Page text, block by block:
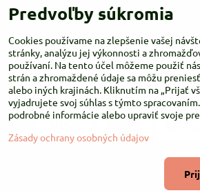
Administratívna budova PD Melčice
Otváracie hodiny:PO-ŠT 8:00 - 16:00
PIA-NE Zatvorené
Copyright
Zásady ochrany
Predvoľby súkromia
Cookies používame na zlepšenie vašej
stránky, analýzu jej výkonnosti a
používaní. Na tento účel môžeme použiť
strán a zhromaždené údaje sa môžu
alebo iných krajinách. Kliknutím na „Prijať
vyjadrujete svoj súhlas s týmto
podrobné informácie alebo upraviť svoje
Zásady ochrany osobných údajov